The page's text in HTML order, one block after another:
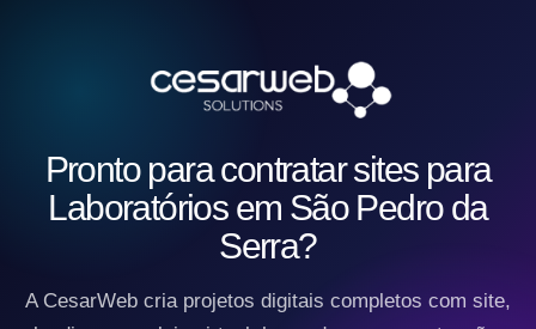
Pronto para contratar sites para
Laboratórios em São Pedro da
Serra?
A CesarWeb cria projetos digitais completos com site,